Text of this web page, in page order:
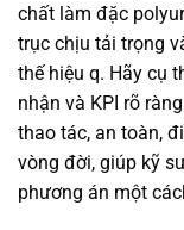
chất làm đặc
trục chịu tải trọng
thế hiệu q. Hãy cụ
nhận và KPI rõ
thao tác, an toàn,
vòng đời, giúp kỹ
phương án một